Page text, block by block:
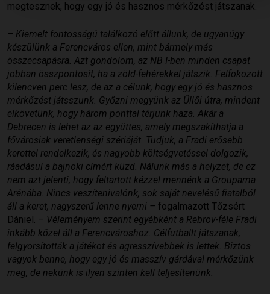
megtesznek, hogy egy jó és hasznos mérkőzést játszanak.
– Kiemelt fontosságú találkozó előtt állunk, de ugyanúgy
készülünk a Ferencváros ellen, mint bármely más
összecsapásra. Azt gondolom, az NB I-ben minden csapat
jobban összpontosít, ha a zöld-fehérekkel játszik. Felfokozott
kilencven perc lesz, de az a célunk, hogy egy jó és hasznos
mérkőzést játsszunk. Győzni megyünk az Üllői útra, mindent
elkövetünk, hogy három ponttal térjünk haza. Akár a
Debrecen is lehet az az együttes, amely megszakíthatja a
fővárosiak veretlenségi szériáját. Tudjuk, a Fradi erősebb
kerettel rendelkezik, és nagyobb költségvetéssel dolgozik,
ráadásul a bajnoki címért küzd. Nálunk más a helyzet, de ez
nem azt jelenti, hogy feltartott kézzel mennénk a Groupama
Arénába. Nincs veszítenivalónk, sok saját nevelésű fiatalból
áll a keret, nagyszerű lenne nyerni – fogalmazott Tőzsért
Dániel. – Véleményem szerint egyébként a Rebrov-féle Fradi
inkább közel áll a Ferencvároshoz. Célfutballt játszanak,
felgyorsították a játékot és agresszívebbek is lettek. Biztos
vagyok benne, hogy egy jó és masszív gárdával mérkőzünk
meg, de nekünk is ilyen szinten kell teljesítenünk.